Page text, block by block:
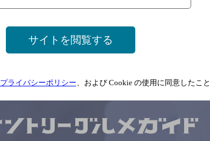
サイトを閲覧する
プライバシーポリシー 、および Cookie の使用に同意したこ